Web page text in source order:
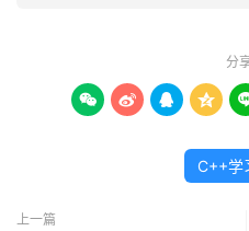
分
   
C++学
上一篇